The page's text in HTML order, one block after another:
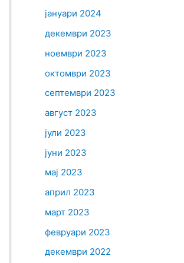
јануари 2024
декември 2023
ноември 2023
октомври 2023
септември 2023
август 2023
јули 2023
јуни 2023
мај 2023
април 2023
март 2023
февруари 2023
декември 2022